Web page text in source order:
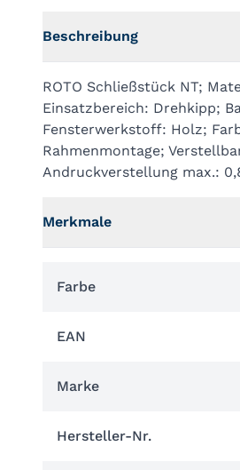
Beschreibung
ROTO Schließstück NT;
Einsatzbereich: Drehkipp;
Fensterwerkstoff: Holz;
Rahmenmontage;
Andruckverstellung max.:
Merkmale
Farbe
EAN
Marke
Hersteller-Nr.